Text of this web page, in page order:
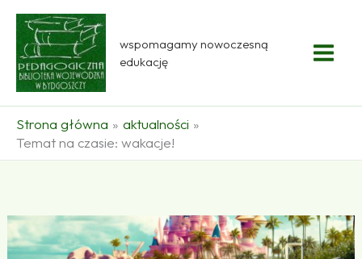
Przejdź
treści
wspomagamy nowoczesną
edukację
Strona główna
aktualności
Temat na czasie: wakacje!